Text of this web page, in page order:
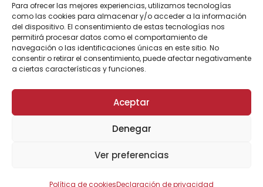
Para ofrecer las mejores experiencias, utilizamos tecnologías
como las cookies para almacenar y/o acceder a la información
del dispositivo. El consentimiento de estas tecnologías nos
permitirá procesar datos como el comportamiento de
navegación o las identificaciones únicas en este sitio. No
consentir o retirar el consentimiento, puede afectar negativamente
a ciertas características y funciones.
Aceptar
Denegar
Ver preferencias
Política de cookiesDeclaración de privacidad
25196 Lleida
CONOCE NOVACOOP